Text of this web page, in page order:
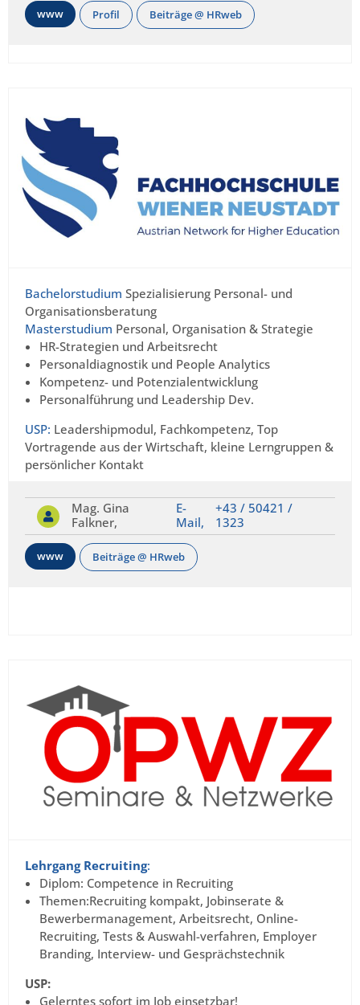
www Profil Beiträge @ HRweb
Bachelorstudium Spezialisierung Personal- und
Organisationsberatung
Masterstudium Personal, Organisation & Strategie
HR-Strategien und Arbeitsrecht
Personaldiagnostik und People Analytics
Kompetenz- und Potenzialentwicklung
Personalführung und Leadership Dev.
USP: Leadershipmodul, Fachkompetenz, Top
Vortragende aus der Wirtschaft, kleine Lerngruppen &
persönlicher Kontakt
Mag. Gina
Falkner,
E-
Mail,
+43 / 50421 /
1323
www Beiträge @ HRweb
Lehrgang Recruiting:
Diplom: Competence in Recruiting
Themen:Recruiting kompakt, Jobinserate &
Bewerbermanagement, Arbeitsrecht, Online-
Recruiting, Tests & Auswahl-verfahren, Employer
Branding, Interview- und Gesprächstechnik
USP:
Gelerntes sofort im Job einsetzbar!